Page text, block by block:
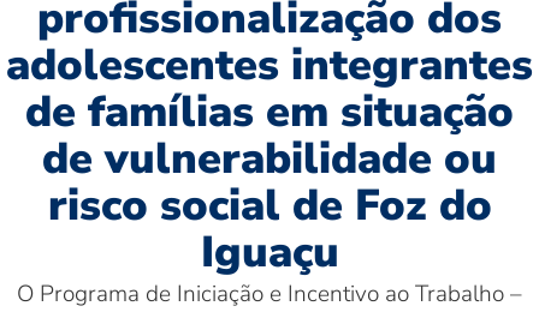
profissionalização dos
adolescentes integrantes
de famílias em situação
de vulnerabilidade ou
risco social de Foz do
Iguaçu
O Programa de Iniciação e Incentivo ao Trabalho –